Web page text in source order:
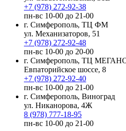
+7 (978) 272-92-38
пн-вс 10-00 до 21-00
г. Симферополь, ТЦ ФМ
ул. Механизаторов, 51
+7 (978) 272-92-48
пн-вс 10-00 до 20-00
г. Симферополь, ТЦ
Евпаторийское шоссе, 8
+7 (978) 272-92-40
пн-вс 10-00 до 21-00
г. Симферополь, Виноград
ул. Никанорова, 4Ж
8 (978) 777-18-95
пн-вс 10-00 до 21-00